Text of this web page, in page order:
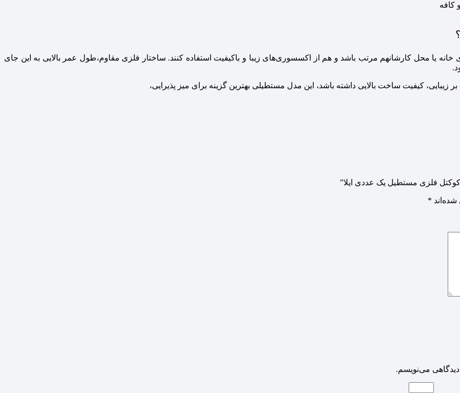
کافه
یا محل کارشانهم مرتب باشد و هم از اکسسوری‌های زیبا و باکیفیت استفاده کنند. ساختار فلزی مقاوم،طول عمر بالایی به این جای
بر زیبایی، کیفیت ساخت بالایی داشته باشد، این مدل مستطیلی بهترین گزینه برای میز پذیرایی،
کوکتل فلزی مستطیل یک عددی ایلا”
*
دیدگاهی می‌نویسم.